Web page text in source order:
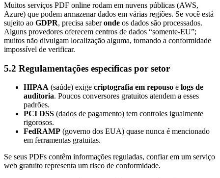
Muitos serviços PDF online rodam em nuvens públicas (AWS,
Azure) que podem armazenar dados em várias regiões. Se você está
sujeito ao GDPR, precisa saberonde os dados são processados.
Alguns provedores oferecem centros de dados “somente‑EU”;
muitos não divulgam localização alguma, tornando a conformidade
impossível de verificar.
5.2 Regulamentações específicas por setor
HIPAA (saúde) exige criptografia em repouso e logs de
auditoria. Poucos conversores gratuitos atendem a esses
padrões.
PCI DSS (dados de pagamento) tem controles igualmente
rigorosos.
FedRAMP (governo dos EUA) quase nunca é mencionado
em ferramentas gratuitas.
Se seus PDFs contêm informações reguladas, confiar em um serviço
web gratuito representa um risco de conformidade.